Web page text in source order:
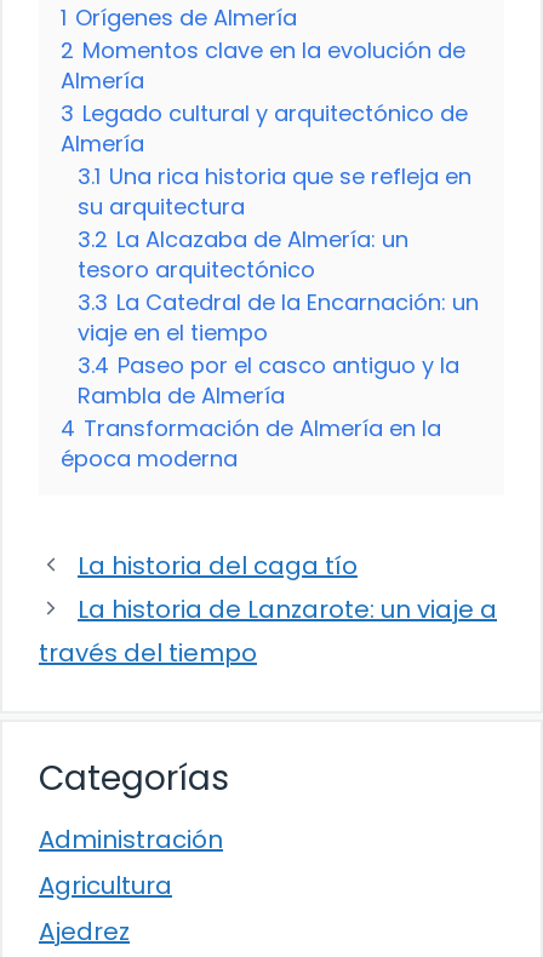
1 Orígenes de Almería
2 Momentos clave en la evolución de
Almería
3 Legado cultural y arquitectónico de
Almería
3.1 Una rica historia que se refleja en
su arquitectura
3.2 La Alcazaba de Almería: un
tesoro arquitectónico
3.3 La Catedral de la Encarnación: un
viaje en el tiempo
3.4 Paseo por el casco antiguo y la
Rambla de Almería
4 Transformación de Almería en la
época moderna
La historia del caga tío
La historia de Lanzarote: un viaje a
través del tiempo
Categorías
Administración
Agricultura
Ajedrez